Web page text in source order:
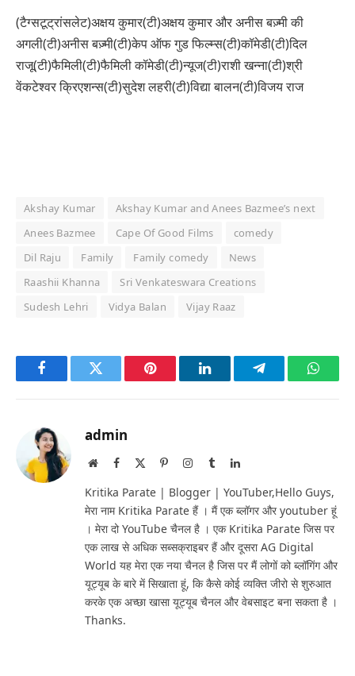
(टैग्सटूट्रांसलेट)अक्षय कुमार(टी)अक्षय कुमार और अनीस बज़्मी की
अगली(टी)अनीस बज़्मी(टी)केप ऑफ गुड फिल्म्स(टी)कॉमेडी(टी)दिल
राजू(टी)फैमिली(टी)फैमिली कॉमेडी(टी)न्यूज(टी)राशी खन्ना(टी)श्री
वेंकटेश्वर क्रिएशन्स(टी)सुदेश लहरी(टी)विद्या बालन(टी)विजय राज
Akshay Kumar
Akshay Kumar and Anees Bazmee’s next
Anees Bazmee
Cape Of Good Films
comedy
Dil Raju
Family Family comedy
News
Raashii Khanna
Sri Venkateswara Creations
Sudesh Lehri
Vidya Balan Vijay Raaz
FacebookTwitter Pinterest LinkedInTelegram
admin
WebsiteFacebook PinterestInstagram
TumblrLinkedIn
Kritika Parate | Blogger | YouTuber,Hello Guys,
मेरा नाम Kritika Parate हैं । मैं एक ब्लॉगर और youtuber हूं
। मेरा दो YouTube चैनल है । एक Kritika Parate जिस पर
एक लाख से अधिक सब्सक्राइबर हैं और दूसरा AG Digital
World यह मेरा एक नया चैनल है जिस पर मैं लोगों को ब्लॉगिंग और
यूट्यूब के बारे में सिखाता हूं, कि कैसे कोई व्यक्ति जीरो से शुरुआत
करके एक अच्छा खासा यूट्यूब चैनल और वेबसाइट बना सकता है ।
Thanks.